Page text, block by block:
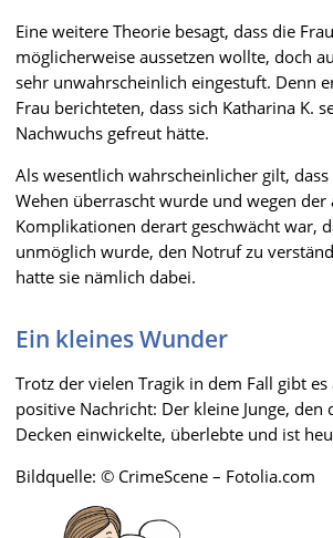
Eine weitere Theorie besagt, dass die
möglicherweise aussetzen wollte, doch
sehr unwahrscheinlich eingestuft. Denn
Frau berichteten, dass sich Katharina K.
Nachwuchs gefreut hätte.
Als wesentlich wahrscheinlicher gilt,
Wehen überrascht wurde und wegen der
Komplikationen derart geschwächt war,
unmöglich wurde, den Notruf zu
hatte sie nämlich dabei.
Ein kleines Wunder
Trotz der vielen Tragik in dem Fall gibt
positive Nachricht: Der kleine Junge, den
Decken einwickelte, überlebte und ist
Bildquelle: © CrimeScene – Fotolia.com